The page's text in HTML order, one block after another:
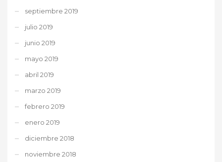
septiembre 2019
julio 2019
junio 2019
mayo 2019
abril 2019
marzo 2019
febrero 2019
enero 2019
diciembre 2018
noviembre 2018